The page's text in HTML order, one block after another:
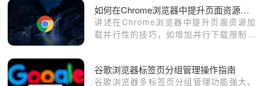
如何在Chrome浏览器中提升页面资源加载的并行性
讲述在Chrome浏览器中提升页面资源加
载并行性的技巧，如增加并行下载限制、
谷歌浏览器标签页分组管理操作指南
谷歌浏览器多标签页分组管理功能强大，